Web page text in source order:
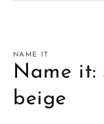
NAME IT
Name it:
beige